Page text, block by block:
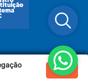
IngáOk